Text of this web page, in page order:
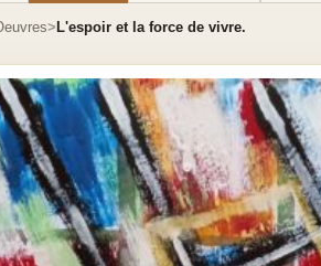
L'espoir et la force de vivre.